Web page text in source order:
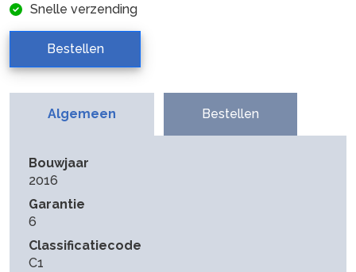
Snelle verzending
Bestellen
Algemeen Bestellen
Bouwjaar
2016
Garantie
6
Classificatiecode
C1